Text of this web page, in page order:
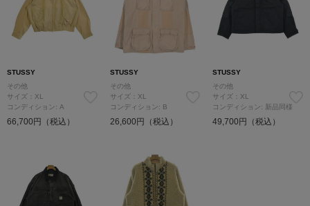
STUSSY
その他
サイズ：XL
コンディション: A
66,700円（税込）
STUSSY
その他
サイズ：XL
コンディション: B
26,600円（税込）
STUSSY
その他
サイズ：XL
コンディション: 新品同様
49,700円（税込）